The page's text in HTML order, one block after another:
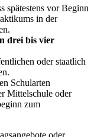
spätestens vor Beginn
in der
drei bis vier
oder staatlich
Schularten
Mittelschule oder
zum
oder